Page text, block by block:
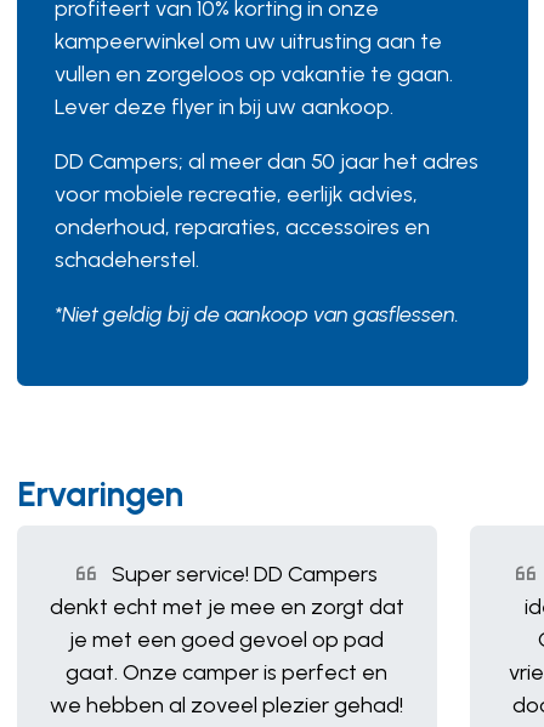
profiteert van 10% korting in onze
kampeerwinkel om uw uitrusting aan te
vullen en zorgeloos op vakantie te gaan.
Lever deze flyer in bij uw aankoop.
DD Campers; al meer dan 50 jaar het adres
voor mobiele recreatie, eerlijk advies,
onderhoud, reparaties, accessoires en
schadeherstel.
*Niet geldig bij de aankoop van gasflessen.
Ervaringen
Super service! DD Campers
denkt echt met je mee en zorgt dat
je met een goed gevoel op pad
gaat. Onze camper is perfect en
we hebben al zoveel plezier gehad!